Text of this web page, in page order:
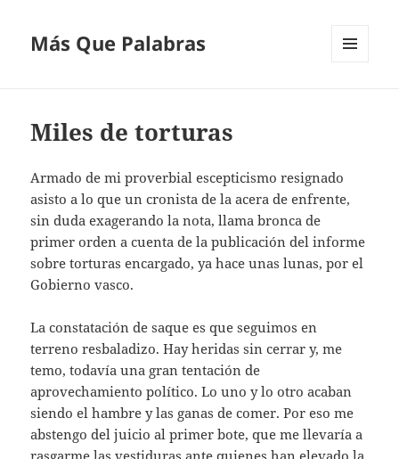
Más Que Palabras
Miles de torturas
Armado de mi proverbial escepticismo resignado
asisto a lo que un cronista de la acera de enfrente,
sin duda exagerando la nota, llama bronca de
primer orden a cuenta de la publicación del informe
sobre torturas encargado, ya hace unas lunas, por el
Gobierno vasco.
La constatación de saque es que seguimos en
terreno resbaladizo. Hay heridas sin cerrar y, me
temo, todavía una gran tentación de
aprovechamiento político. Lo uno y lo otro acaban
siendo el hambre y las ganas de comer. Por eso me
abstengo del juicio al primer bote, que me llevaría a